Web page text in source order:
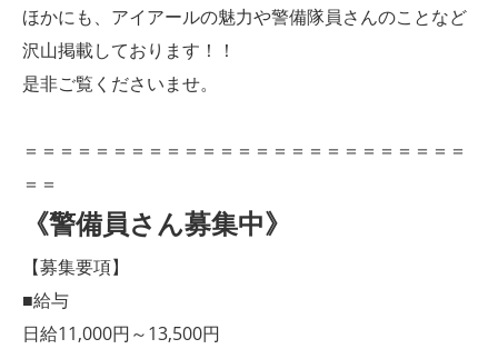
ほかにも、アイアールの魅力や警備隊員さんのことなど
沢山掲載しております！！
是非ご覧くださいませ。
＝＝＝＝＝＝＝＝＝＝＝＝＝＝＝＝＝＝＝＝＝＝＝＝＝
＝＝
《警備員さん募集中》
【募集要項】
■給与
日給11,000円～13,500円